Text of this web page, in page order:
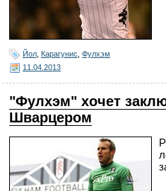
Йол Карагунис Фулхэм
11.04.2013
"Фулхэм" хочет
Шварцером